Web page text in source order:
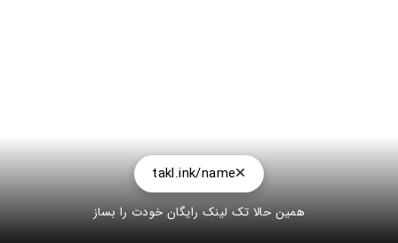
takl.ink/name
همین حالا تک لینک رایگان خودت را بساز